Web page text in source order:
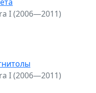
I (2006—2011)
I (2006—2011)